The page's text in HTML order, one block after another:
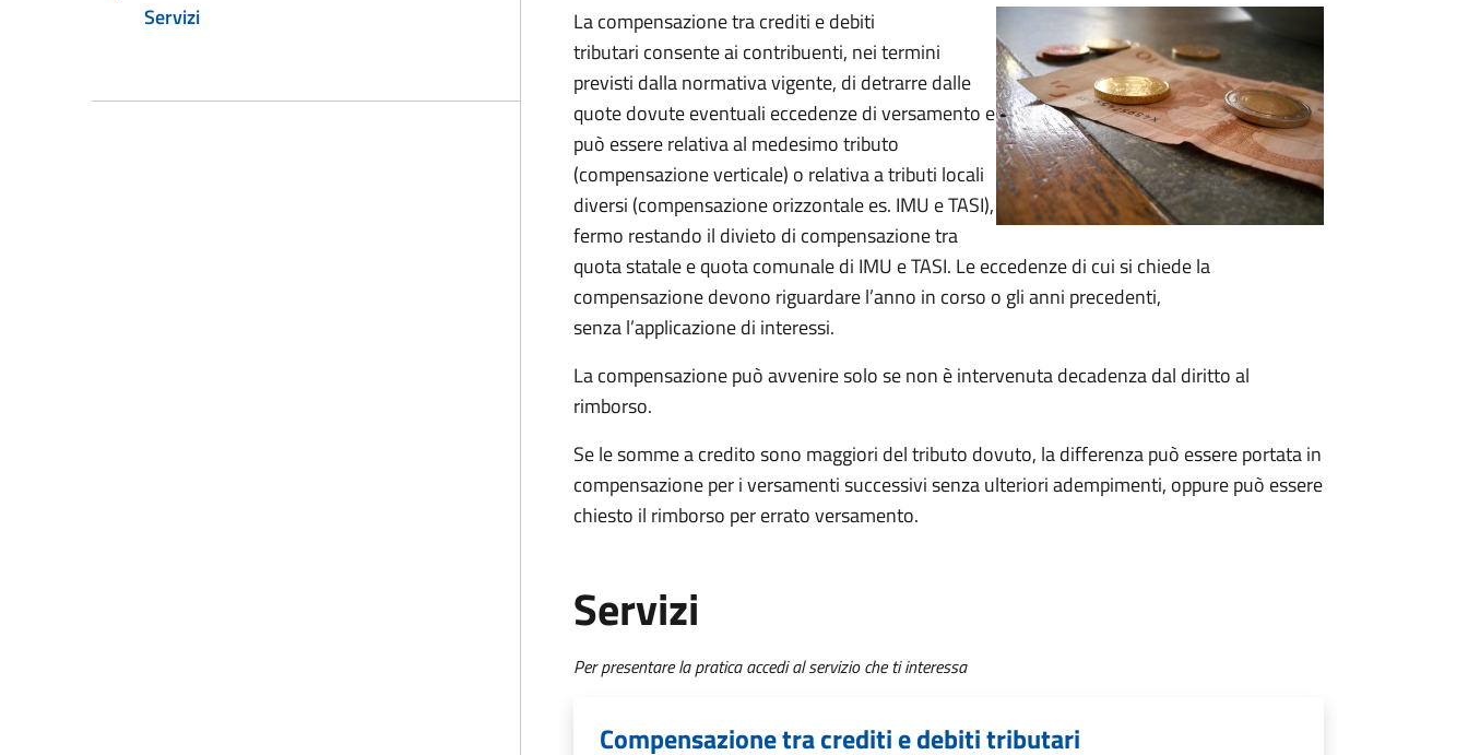
Servizi
La compensazione tra crediti e debiti
tributari consente ai contribuenti, nei termini
previsti dalla normativa vigente, di detrarre dalle
quote dovute eventuali eccedenze di versamento e
può essere relativa al medesimo tributo
(compensazione verticale) o relativa a tributi locali
diversi (compensazione orizzontale es. IMU e TASI),
fermo restando il divieto di compensazione tra
quota statale e quota comunale di IMU e TASI. Le eccedenze di cui si chiede la
compensazione devono riguardare l’anno in corso o gli anni precedenti,
senza l’applicazione di interessi.
La compensazione può avvenire solo se non è intervenuta decadenza dal diritto al
rimborso.
Se le somme a credito sono maggiori del tributo dovuto, la differenza può essere portata in
compensazione per i versamenti successivi senza ulteriori adempimenti, oppure può essere
chiesto il rimborso per errato versamento.
Servizi
Per presentare la pratica accedi al servizio che ti interessa
Compensazione tra crediti e debiti tributari